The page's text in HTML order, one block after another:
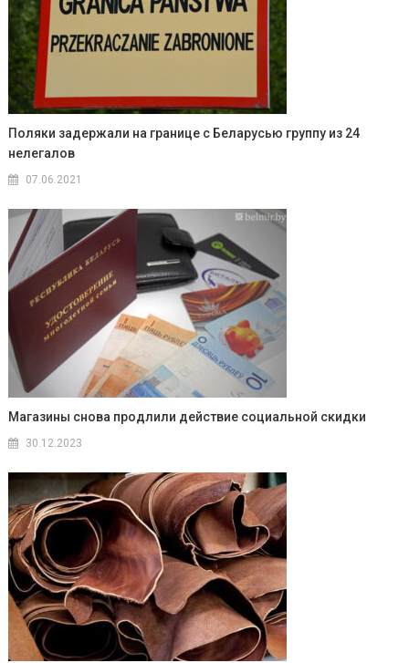
Поляки задержали на границе с Беларусью группу из 24
нелегалов
07.06.2021
Магазины снова продлили действие социальной скидки
30.12.2023